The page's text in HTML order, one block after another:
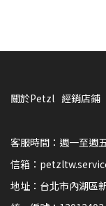
關於Petzl 經銷店鋪
客服時間：週一至週
信箱：
地址：台北市內湖區